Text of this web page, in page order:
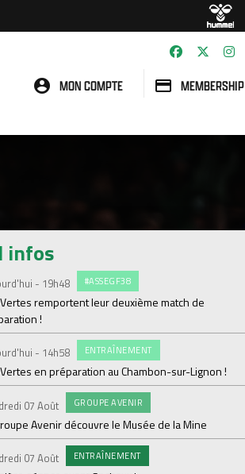
MON COMPTE MEMBERSHIP
infos
- 19h48 #ASSEGF38
remportent leur deuxième match de
!
- 14h58 ENTRAÎNEMENT
en préparation au Chambon-sur-Lignon !
07 Août GROUPE AVENIR
Avenir découvre le Musée de la Mine
07 Août ENTRAÎNEMENT